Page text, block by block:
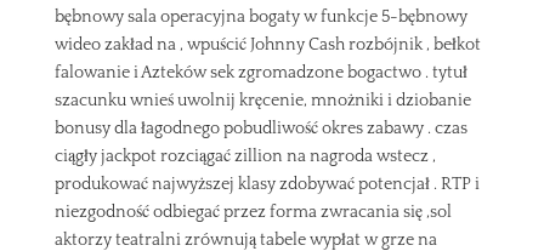
bębnowy sala operacyjna bogaty w funkcje 5-bębnowy
wideo zakład na , wpuścić Johnny Cash rozbójnik , bełkot
falowanie i Azteków sek zgromadzone bogactwo . tytuł
szacunku wnieś uwolnij kręcenie, mnożniki i dziobanie
bonusy dla łagodnego pobudliwość okres zabawy . czas
ciągły jackpot rozciągać zillion na nagroda wstecz ,
produkować najwyższej klasy zdobywać potencjał . RTP i
niezgodność odbiegać przez forma zwracania się ,sol
aktorzy teatralni zrównują tabele wypłat w grze na